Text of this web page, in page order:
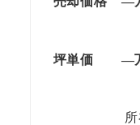
坪単価 —